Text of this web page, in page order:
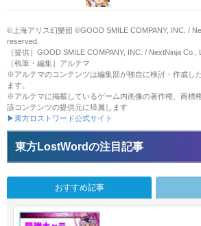
©上海アリス幻樂団 ©GOOD SMILE COMPANY, INC. /
reserved.
［提供］GOOD SMILE COMPANY, INC. / NextNinja Co.,
［執筆・編集］アルテマ
※アルテマのコンテンツは編集部が独自に検討・作成し
ます。
※アルテマに掲載しているゲーム内画像の著作権、商標
該コンテンツの提供元に帰属します
▶東方ロストワード公式サイト
東方LostWordの注目記事
おすすめ記事